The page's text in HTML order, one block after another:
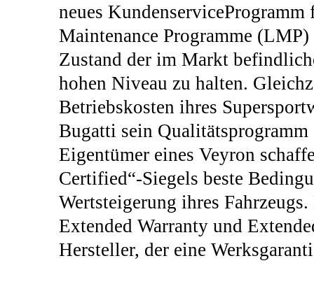
neues
Maintenance Programme
Zustand der im Markt
hohen Niveau zu halten.
Betriebskosten ihres
Bugatti sein
Eigentümer eines Veyron
Certified“-Siegels beste
Wertsteigerung ihres
Extended Warranty und
Hersteller, der eine